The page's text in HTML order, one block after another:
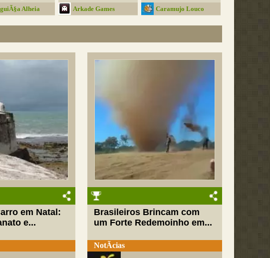
Alheia
Arkade Games
Caramujo Louco
em Natal:
e...
Brasileiros Brincam com
um Forte Redemoinho em...
NotÃ­cias